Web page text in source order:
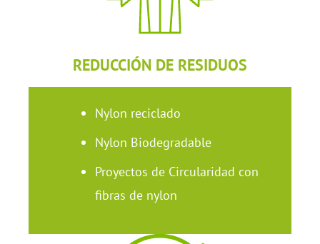
REDUCCIÓN DE RESIDUOS
Nylon reciclado
Nylon Biodegradable
Proyectos de Circularidad con
fibras de nylon